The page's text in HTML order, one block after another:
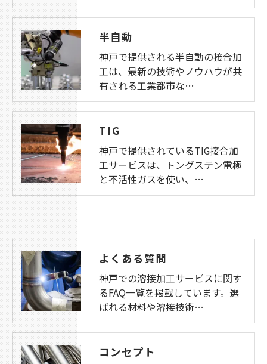
半自動
神戸で提供される半自動の接合加
工は、最新の技術やノウハウが共
有される工業都市な…
TIG
神戸で提供されているTIG接合加
工サービスは、トングステン電極
と不活性ガスを使い、…
よくある質問
神戸での溶接加工サービスに関す
るFAQ一覧を掲載しています。選
ばれる材料や溶接技術…
コンセプト